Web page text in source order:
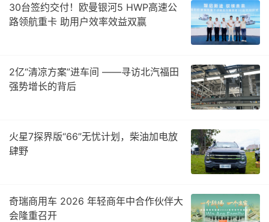
30台签约交付！欧曼银河5 HWP高速公
路领航重卡 助用户效率效益双赢
2亿“清凉方案”进车间 ——寻访北汽福田
强势增长的背后
火星7探界版“66”无忧计划，柴油加电放
肆野
奇瑞商用车 2026 年轻商年中合作伙伴大
会隆重召开